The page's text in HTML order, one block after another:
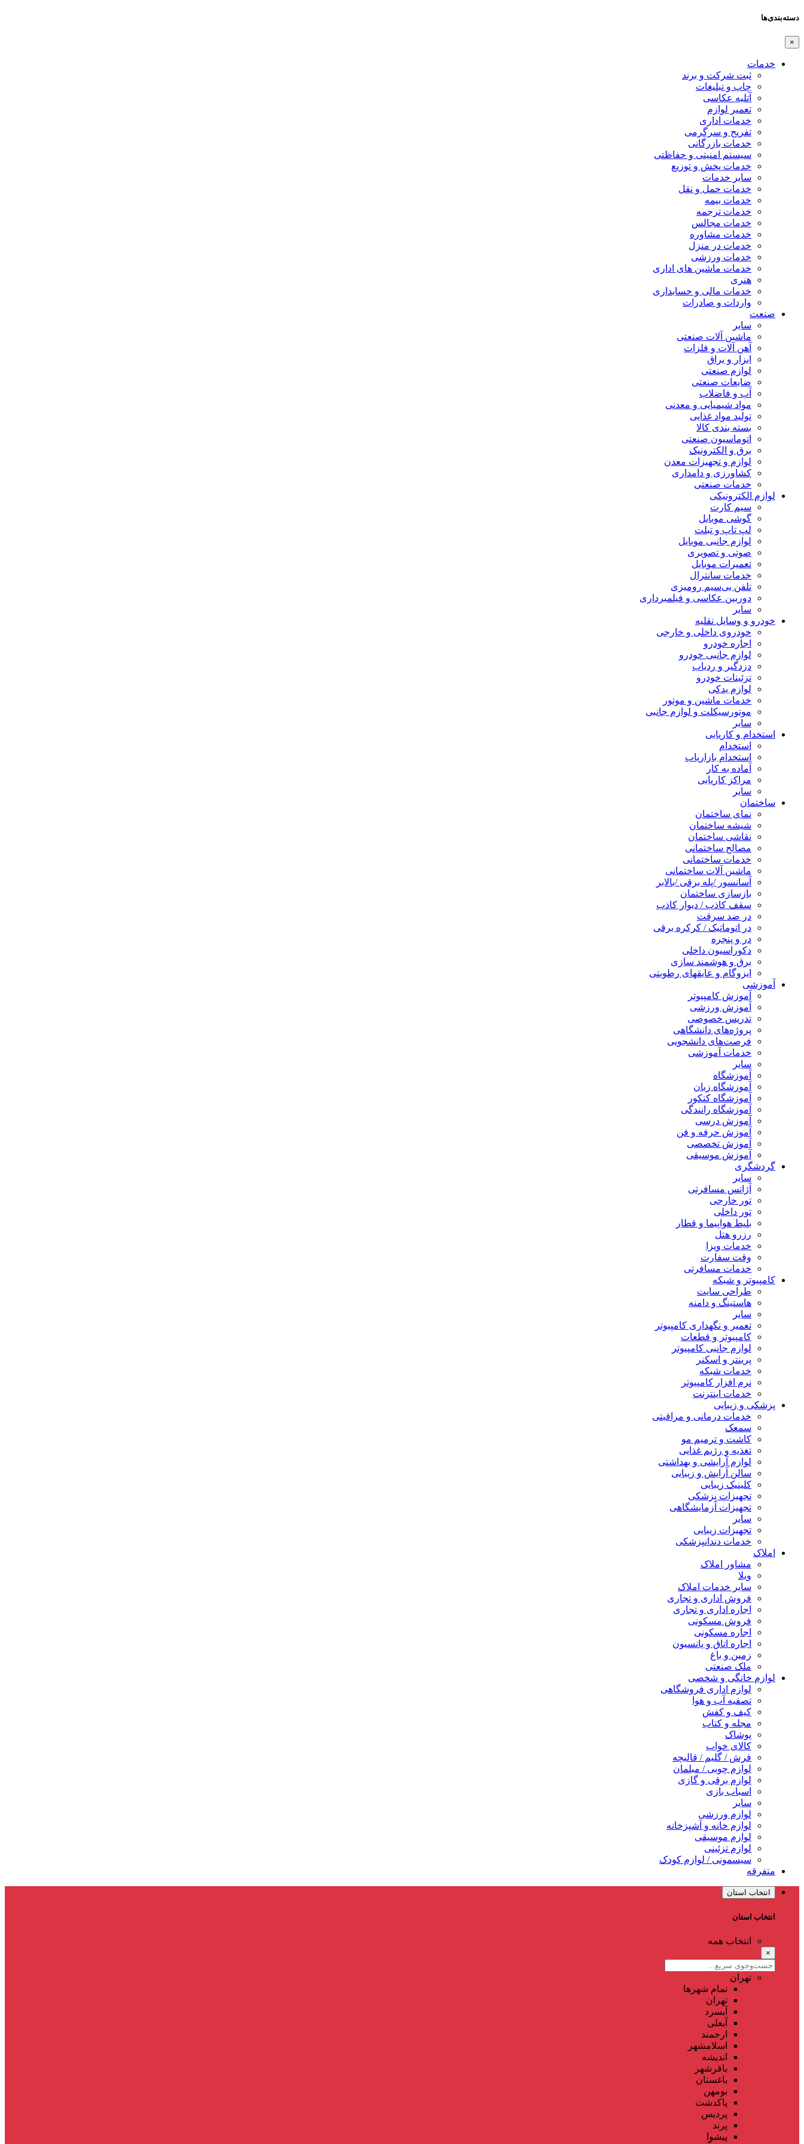
دسته‌بندی‌ها
×
خدمات
ثبت شرکت و برند
چاپ و تبلیغات
آتلیه عکاسی
تعمیر لوازم
خدمات اداری
تفریح و سرگرمی
خدمات بازرگانی
سیستم امنیتی و حفاظتی
خدمات پخش و توزیع
سایر خدمات
خدمات حمل و نقل
خدمات بیمه
خدمات ترجمه
خدمات مجالس
خدمات مشاوره
خدمات در منزل
خدمات ورزشی
خدمات ماشین های اداری
هنری
خدمات مالی و حسابداری
واردات و صادرات
صنعت
سایر
ماشین آلات صنعتی
آهن آلات و فلزات
ابزار و یراق
لوازم صنعتی
ضایعات صنعتی
آب و فاضلاب
مواد شیمیایی و معدنی
تولید مواد غذایی
بسته بندی کالا
اتوماسیون صنعتی
برق و الکترونیک
لوازم و تجهیزات معدن
کشاورزی و دامداری
خدمات صنعتی
لوازم الکترونیکی
سیم کارت
گوشی موبایل
لپ تاپ و تبلت
لوازم جانبی موبایل
صوتی و تصویری
تعمیرات موبایل
خدمات سانترال
تلفن بی‌سیم رومیزی
دوربین عکاسی و فیلمبرداری
سایر
خودرو و وسایل نقلیه
خودروی داخلی و خارجی
اجاره خودرو
لوازم جانبی خودرو
دزدگیر و ردیاب
تزئینات خودرو
لوازم یدکی
خدمات ماشین و موتور
موتورسیکلت و لوازم جانبی
سایر
استخدام و کاریابی
استخدام
استخدام بازاریاب
آماده به کار
مراکز کاریابی
سایر
ساختمان
نمای ساختمان
شیشه ساختمان
نقاشی ساختمان
مصالح ساختمانی
خدمات ساختمانی
ماشین آلات ساختمانی
آسانسور /پله برقی /بالابر
بازسازی ساختمان
سقف کاذب / دیوار کاذب
در ضد سرقت
در اتوماتیک / کرکره برقی
در و پنجره
دکوراسیون داخلی
برق و هوشمند سازی
ایزوگام و عایقهای رطوبتی
آموزشی
آموزش کامپیوتر
آموزش ورزشی
تدریس خصوصی
پروژه‌های دانشگاهی
فرصت‌های دانشجویی
خدمات آموزشی
سایر
آموزشگاه
آموزشگاه زبان
آموزشگاه کنکور
آموزشگاه رانندگی
آموزش درسی
آموزش حرفه و فن
آموزش تخصصی
آموزش موسیقی
گردشگری
سایر
آژانس مسافرتی
تور خارجی
تور داخلی
بلیط هواپیما و قطار
رزرو هتل
خدمات ویزا
وقت سفارت
خدمات مسافرتی
کامپیوتر و شبکه
طراحی سایت
هاستینگ و دامنه
سایر
تعمیر و نگهداری کامپیوتر
کامپیوتر و قطعات
لوازم جانبی کامپیوتر
پرینتر و اسکنر
خدمات شبکه
نرم افزار کامپیوتر
خدمات اینترنت
پزشکی و زیبایی
خدمات درمانی و مراقبتی
سمعک
کاشت و ترمیم مو
تغذیه و رژیم غذایی
لوازم آرایشی و بهداشتی
سالن آرایش و زیبایی
کلینیک زیبایی
تجهیزات پزشکی
تجهیزات آزمایشگاهی
سایر
تجهیزات زیبایی
خدمات دندانپزشکی
املاک
مشاور املاک
ویلا
سایر خدمات املاک
فروش اداری و تجاری
اجاره اداری و تجاری
فروش مسکونی
اجاره مسکونی
اجاره اتاق و پانسیون
زمین و باغ
ملک صنعتی
لوازم خانگی و شخصی
لوازم اداری فروشگاهی
تصفیه آب و هوا
کیف و کفش
مجله و کتاب
پوشاک
کالای خواب
فرش / گلیم / قالیچه
لوازم چوبی / مبلمان
لوازم برقی و گازی
اسباب بازی
سایر
لوازم ورزشی
لوازم خانه و آشپزخانه
لوازم موسیقی
لوازم تزئینی
سیسمونی / لوازم کودک
متفرقه
انتخاب استان
انتخاب استان
انتخاب همه
×
تهران
تمام شهر‌ها
تهران
آبسرد
آبعلی
ارجمند
اسلامشهر
اندیشه
باقرشهر
باغستان
بومهن
پاکدشت
پردیس
پرند
پیشوا